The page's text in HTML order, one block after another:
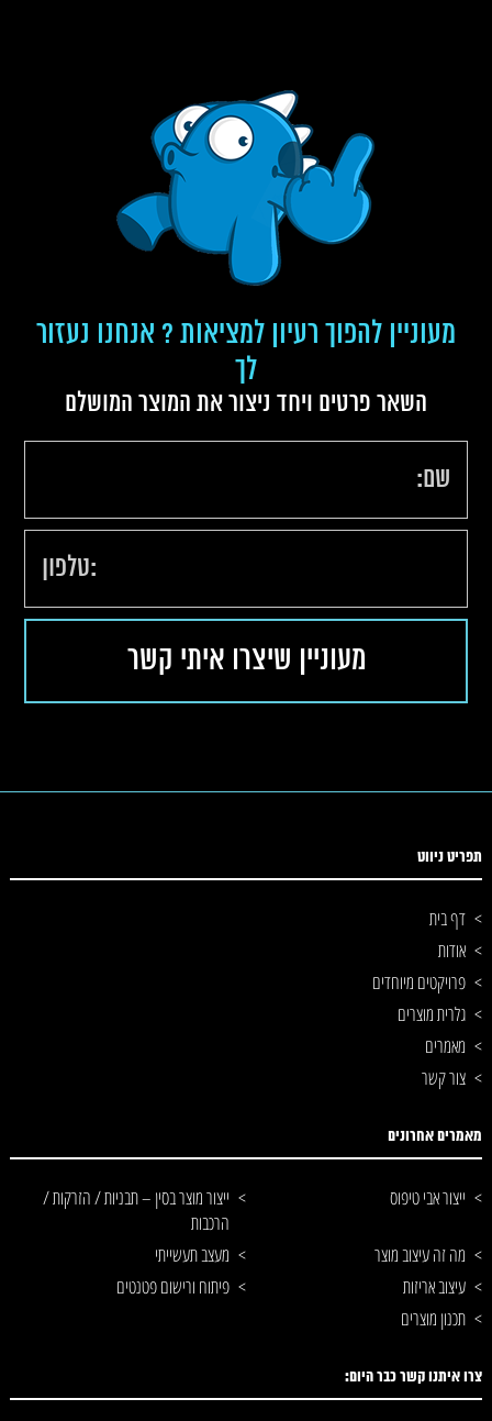
מעוניין להפוך רעיון למציאות ? אנחנו נעזור
לך
השאר פרטים ויחד ניצור את המוצר המושלם
תפריט ניווט
דף בית
אודות
פרויקטים מיוחדים
גלרית מוצרים
מאמרים
צור קשר
מאמרים אחרונים
ייצור אבי טיפוס
ייצור מוצר בסין – תבניות / הזרקות /
הרכבות
מה זה עיצוב מוצר
מעצב תעשייתי
עיצוב אריזות
פיתוח ורישום פטנטים
תכנון מוצרים
צרו איתנו קשר כבר היום: